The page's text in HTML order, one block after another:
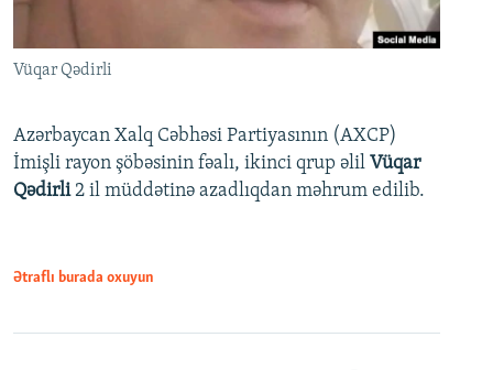
Vüqar Qədirli
Azərbaycan Xalq Cəbhəsi Partiyasının (AXCP)
İmişli rayon şöbəsinin fəalı, ikinci qrup əlil Vüqar
Qədirli2 il müddətinə azadlıqdan məhrum edilib.
Ətraflı burada oxuyun